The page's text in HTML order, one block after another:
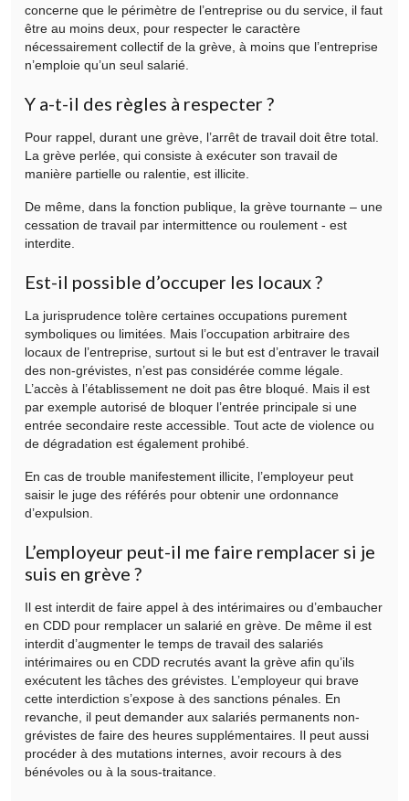
concerne que le périmètre de l’entreprise ou du service, il faut
être au moins deux, pour respecter le caractère
nécessairement collectif de la grève, à moins que l’entreprise
n’emploie qu’un seul salarié.
Y a-t-il des règles à respecter ?
Pour rappel, durant une grève, l’arrêt de travail doit être total.
La grève perlée, qui consiste à exécuter son travail de
manière partielle ou ralentie, est illicite.
De même, dans la fonction publique, la grève tournante – une
cessation de travail par intermittence ou roulement - est
interdite.
Est-il possible d’occuper les locaux ?
La jurisprudence tolère certaines occupations purement
symboliques ou limitées. Mais l’occupation arbitraire des
locaux de l’entreprise, surtout si le but est d’entraver le travail
des non-grévistes, n’est pas considérée comme légale.
L’accès à l’établissement ne doit pas être bloqué. Mais il est
par exemple autorisé de bloquer l’entrée principale si une
entrée secondaire reste accessible. Tout acte de violence ou
de dégradation est également prohibé.
En cas de trouble manifestement illicite, l’employeur peut
saisir le juge des référés pour obtenir une ordonnance
d’expulsion.
L’employeur peut-il me faire remplacer si je
suis en grève ?
Il est interdit de faire appel à des intérimaires ou d’embaucher
en CDD pour remplacer un salarié en grève. De même il est
interdit d’augmenter le temps de travail des salariés
intérimaires ou en CDD recrutés avant la grève afin qu’ils
exécutent les tâches des grévistes. L’employeur qui brave
cette interdiction s’expose à des sanctions pénales. En
revanche, il peut demander aux salariés permanents non-
grévistes de faire des heures supplémentaires. Il peut aussi
procéder à des mutations internes, avoir recours à des
bénévoles ou à la sous-traitance.